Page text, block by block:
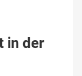
in der